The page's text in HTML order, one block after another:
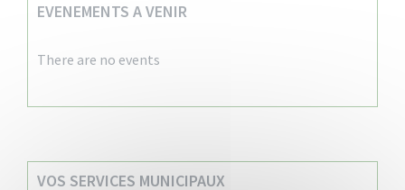
EVENEMENTS A VENIR
There are no events
VOS SERVICES MUNICIPAUX